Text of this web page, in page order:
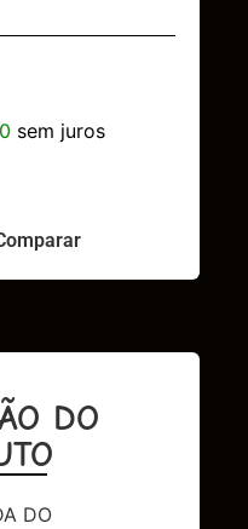
sem juros
DO
DO